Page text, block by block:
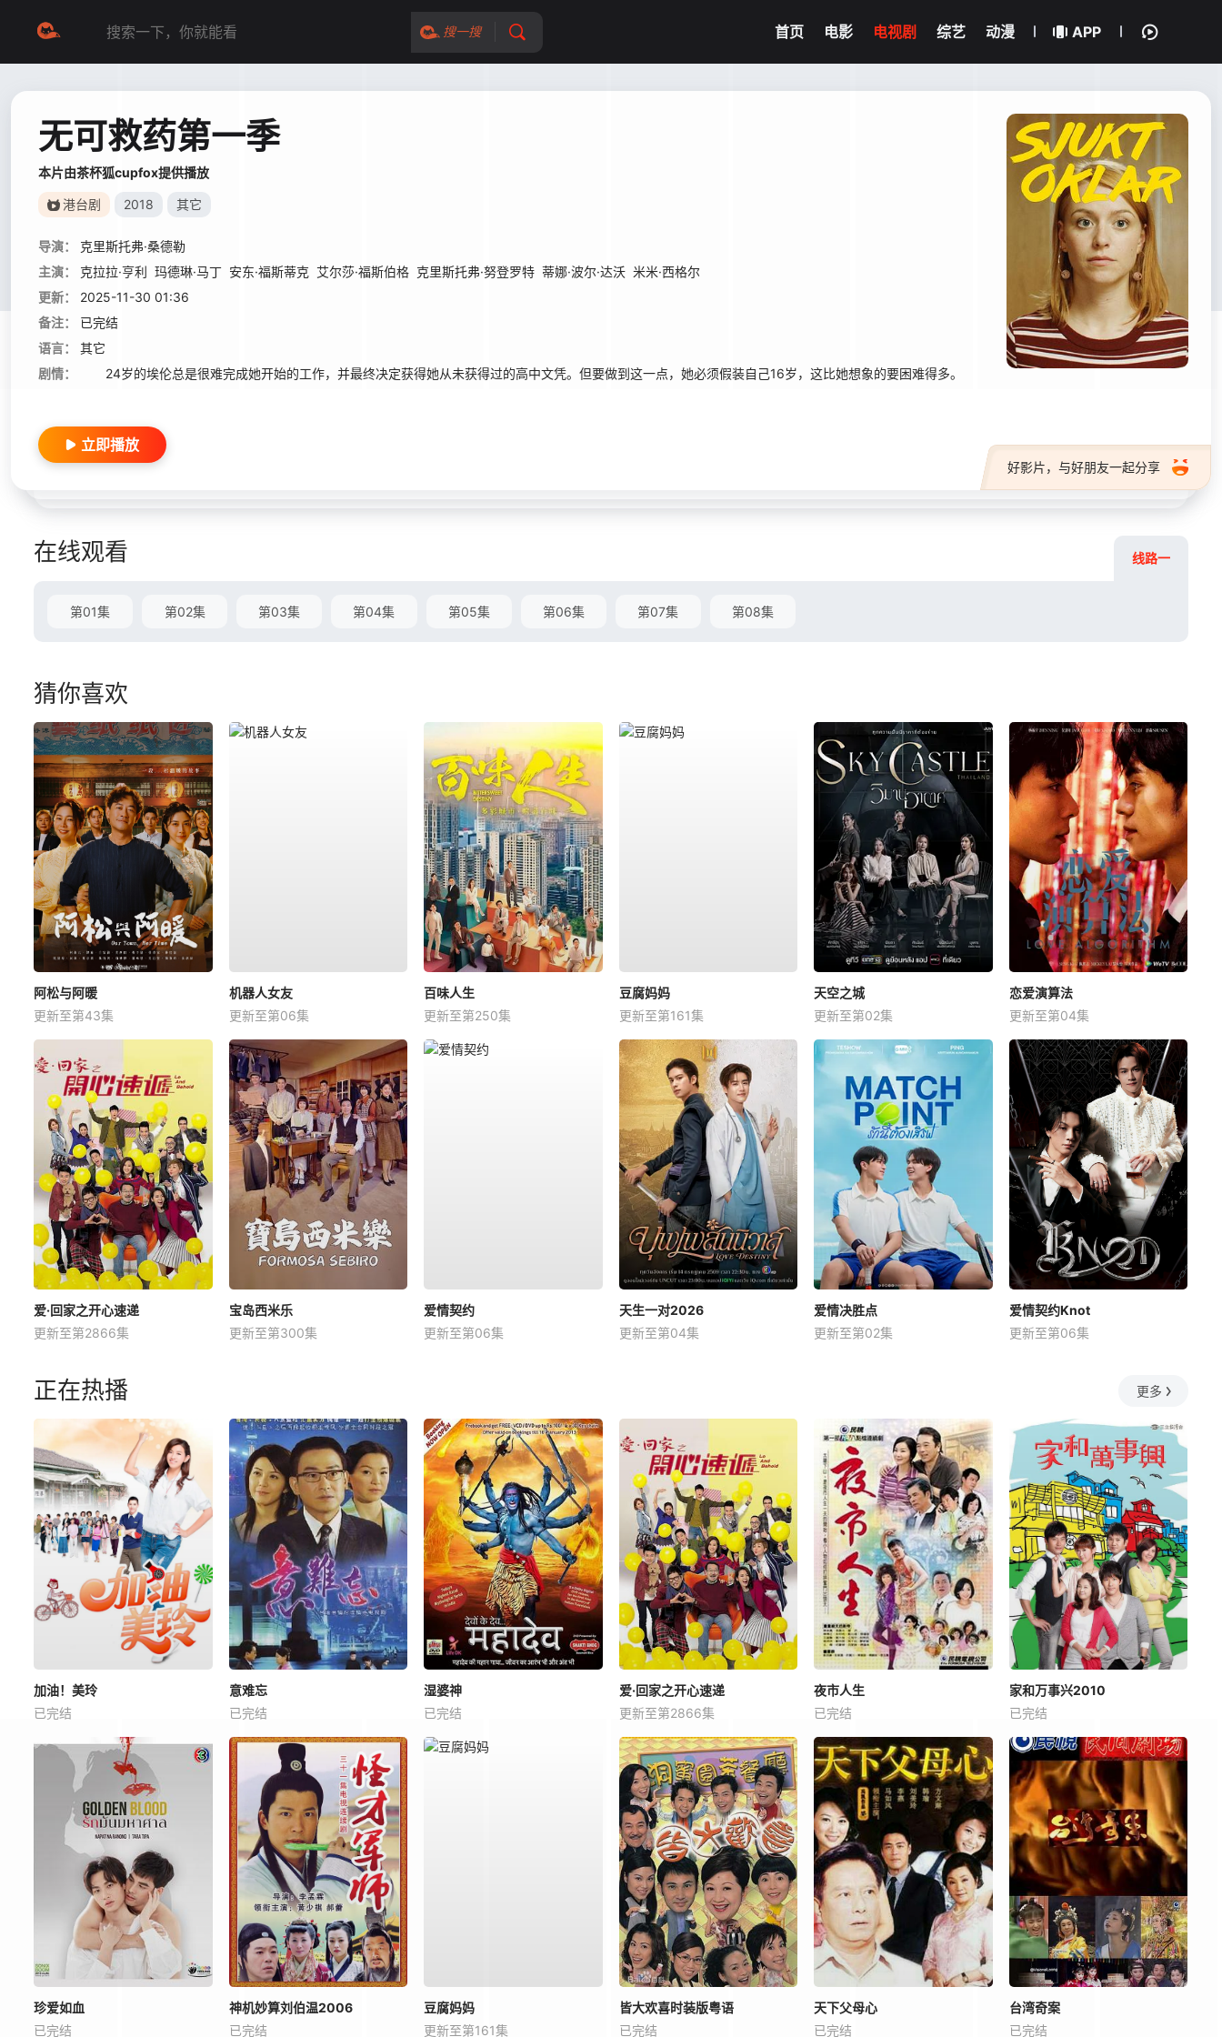
搜一搜 首页 电影 电视剧 综艺 动漫 APP
无可救药第一季
本片由茶杯狐cupfox提供播放
港台剧 2018 其它
导演：
克里斯托弗·桑德勒
主演：
克拉拉·亨利 玛德琳·马丁 安东·福斯蒂克 艾尔莎·福斯伯格 克里斯托弗·努登罗特 蒂娜·波尔·达沃 米米·西格尔
更新：
2025-11-30 01:36
备注：
已完结
语言：
其它
剧情：
24岁的埃伦总是很难完成她开始的工作，并最终决定获得她从未获得过的高中文凭。但要做到这一点，她必须假装自己16岁，这比她想象的要困难得多。
好影片，与好朋友一起分享
立即播放
在线观看 线路一
第01集 第02集 第03集 第04集 第05集 第06集 第07集 第08集
猜你喜欢
阿松与阿暖
更新至第43集
机器人女友
更新至第06集
百味人生
更新至第250集
豆腐妈妈
更新至第161集
天空之城
更新至第02集
恋爱演算法
更新至第04集
爱·回家之开心速递
更新至第2866集
宝岛西米乐
更新至第300集
爱情契约
更新至第06集
天生一对2026
更新至第04集
爱情决胜点
更新至第02集
爱情契约Knot
更新至第06集
正在热播 更多
加油！美玲
已完结
意难忘
已完结
湿婆神
已完结
爱·回家之开心速递
更新至第2866集
夜市人生
已完结
家和万事兴2010
已完结
珍爱如血
已完结
神机妙算刘伯温2006
已完结
豆腐妈妈
更新至第161集
皆大欢喜时装版粤语
已完结
天下父母心
已完结
台湾奇案
已完结